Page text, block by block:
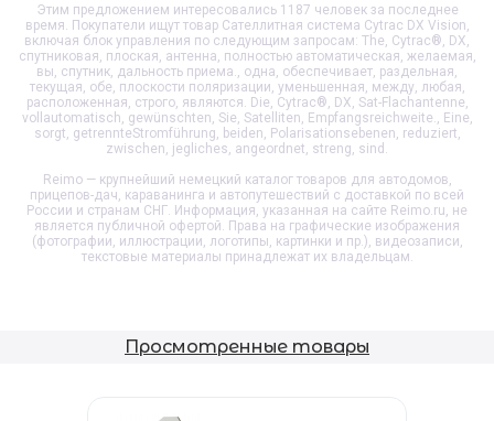
Этим предложением интересовались 1187 человек за последнее
время. Покупатели ищут товар Сателлитная система Cytrac DX Vision,
включая блок управления по следующим запросам: The, Cytrac®, DX,
спутниковая, плоская, антенна, полностью автоматическая, желаемая,
вы, спутник, дальность приема., одна, обеспечивает, раздельная,
текущая, обе, плоскости поляризации, уменьшенная, между, любая,
расположенная, строго, являются. Die, Cytrac®, DX, Sat-Flachantenne,
vollautomatisch, gewünschten, Sie, Satelliten, Empfangsreichweite., Eine,
sorgt, getrennteStromführung, beiden, Polarisationsebenen, reduziert,
zwischen, jegliches, angeordnet, streng, sind.
Reimo — крупнейший немецкий каталог товаров для автодомов,
прицепов-дач, караванинга и автопутешествий с доставкой по всей
России и странам СНГ. Информация, указанная на сайте Reimo.ru, не
является публичной офертой. Права на графические изображения
(фотографии, иллюстрации, логотипы, картинки и пр.), видеозаписи,
текстовые материалы принадлежат их владельцам.
Просмотренные товары